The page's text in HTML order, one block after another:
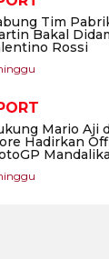
Tim
Bakal
Rossi
Mario Aji
Hadirkan